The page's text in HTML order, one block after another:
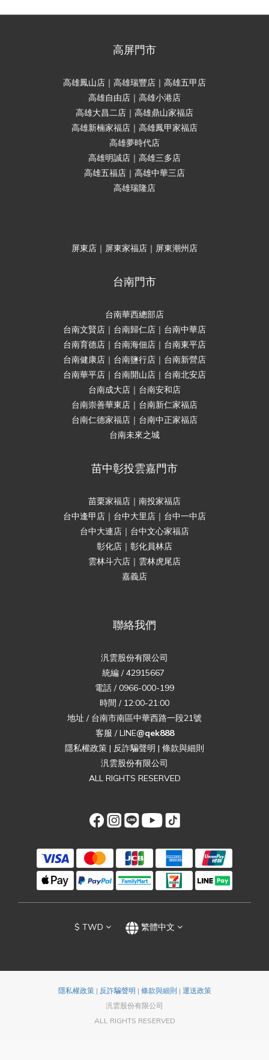
高屏門市
高雄鳳山店｜高雄瑞豐店｜高雄五甲店
高雄自由店｜高雄小港店
高雄大昌二店｜高雄鼎山家福店
高雄新楠家福店｜高雄鳳甲家福店
高雄夢時代店
高雄明誠店｜高雄三多店
高雄五福店｜高雄中華三店
高雄瑞隆店
屏東店｜屏東家福店｜屏東潮州店
台南門市
台南華西總部店
台南文賢店｜台南歸仁店｜台南中華店
台南育德店｜台南海佃店｜台南東平店
台南健康店｜台南鹽行店｜台南新營店
台南華平店｜台南開山店｜台南北安店
台南成大店｜台南安和店
台南崇善華東店｜台南新仁家福店
台南仁德家福店｜台南中正家福店
台南未來之城
苗中彰投雲嘉門市
苗栗家福店｜南投家福店
台中逢甲店｜台中大里店｜台中一中店
台中大連店｜台中文心家福店
彰化店｜彰化員林店
雲林斗六店｜雲林虎尾店
嘉義店
聯絡我們
汎雲股份有限公司
統編 / 42915667
電話 / 0966-000-199
時間 / 12:00-21:00
地址 / 台南市南區中華西路一段21號
客服 / LINE@qek888
隱私權政策 | 反詐騙聲明 | 條款與細則
汎雲股份有限公司
ALL RIGHTS RESERVED
$ TWD 繁體中文
隱私權政策| 反詐騙聲明 | 條款與細則 | 運送政策
汎雲股份有限公司
ALL RIGHTS RESERVED